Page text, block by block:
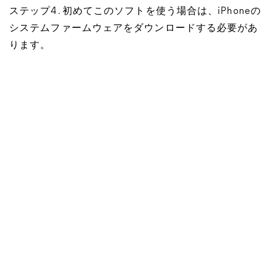
ステップ4. 初めてこのソフトを使う場合は、iPhoneの
システムファームウェアをダウンロードする必要があ
ります。